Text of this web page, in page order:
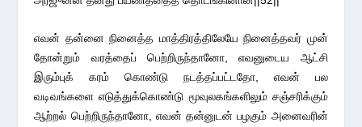
எவன் தன்னை நினைத்த மாத்திரத்திலேயே நினைத்தவர் முன்
தோன்றும் வரத்தைப் பெற்றிருந்தானோ, எவனுடைய ஆட்சி
இரும்புக் கரம் கொண்டு நடத்தப்பட்டதோ, எவன் பல
வடிவங்களை எடுத்துக்கொண்டு மூவுலகங்களிலும் சஞ்சரிக்கும்
ஆற்றல் பெற்றிருந்தானோ, எவன் தன்னுடன் பழகும் அனைவரின்